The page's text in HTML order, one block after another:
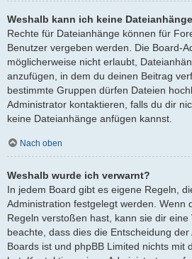
Weshalb kann ich keine
Rechte für Dateianhänge können für
Benutzer vergeben werden. Die Board-
möglicherweise nicht erlaubt,
anzufügen, in dem du deinen Beitrag
bestimmte Gruppen dürfen Dateien
Administrator kontaktieren, falls du dir
keine Dateianhänge anfügen kannst.
Nach oben
Weshalb wurde ich verwarnt?
In jedem Board gibt es eigene Regeln,
Administration festgelegt werden. Wenn
Regeln verstoßen hast, kann sie dir
beachte, dass dies die Entscheidung
Boards ist und phpBB Limited nichts mit